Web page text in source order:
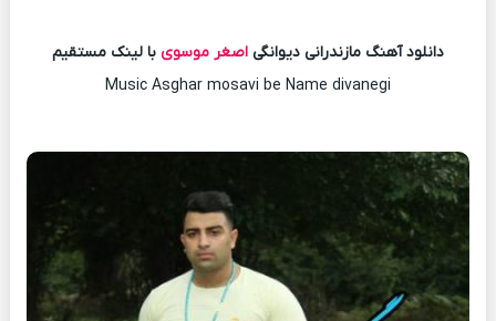
دانلود آهنگ مازندرانی دیوانگی اصغر موسوی با لینک مستقیم
Music Asghar mosavi be Name divanegi